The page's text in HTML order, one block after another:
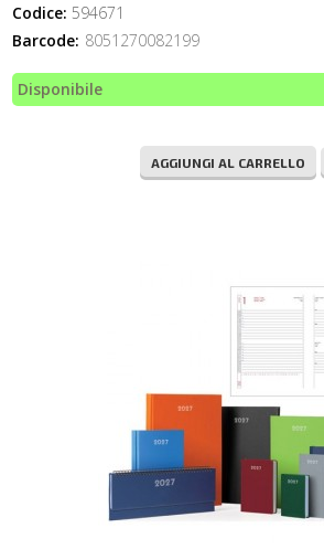
Codice: 594671
Barcode: 8051270082199
Disponibile
AGGIUNGI AL CARRELLO